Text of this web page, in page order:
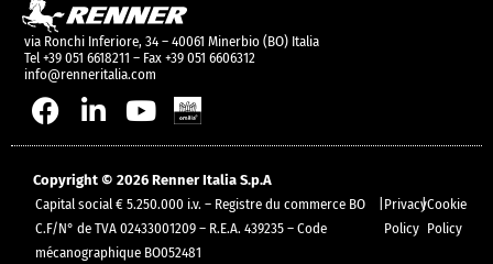
via Ronchi Inferiore, 34 – 40061 Minerbio (BO) Italia
Tel +39 051 6618211 – Fax +39 051 6606312
info@renneritalia.com
Copyright © 2026 Renner Italia S.p.A
Capital social € 5.250.000 i.v. – Registre du commerce BO
C.F/N° de TVA 02433001209 – R.E.A. 439235 – Code
mécanographique BO052481
|Privacy
Policy
|Cookie
Policy